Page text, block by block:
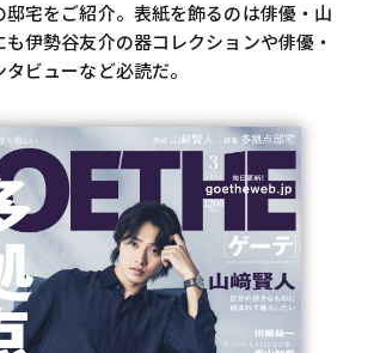
邸宅をご紹介。表紙を飾るのは俳優・山
伊勢谷友介の器コレクションや俳優・
ビューなど必読だ。